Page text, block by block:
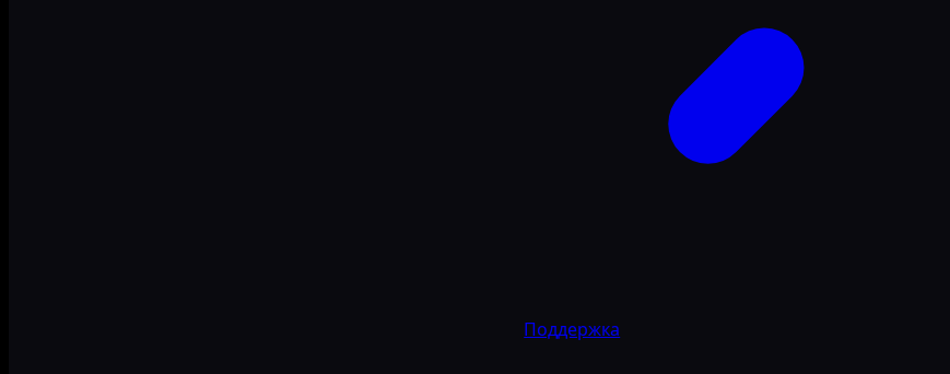
Поддержка